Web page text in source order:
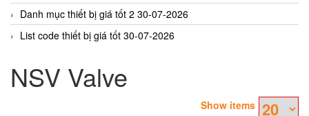
Danh mục thiết bị giá tốt 2 30-07-2026
List code thiết bị giá tốt 30-07-2026
NSV Valve
Show items